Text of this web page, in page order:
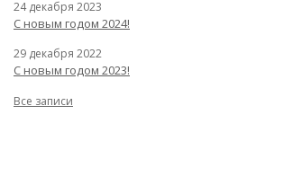
24 декабря 2023
С новым годом 2024!
29 декабря 2022
С новым годом 2023!
Все записи